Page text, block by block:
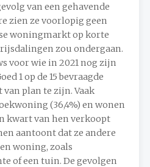
van een gehavende
zien ze voorlopig geen
woningmarkt op korte
zou ondergaan.
voor wie in 2021 nog zijn
1 op de 15 bevraagde
plan te zijn. Vaak
(36,4%) en wonen
kwart van hen verkoopt
aantoont dat ze andere
woning, zoals
of een tuin. De gevolgen